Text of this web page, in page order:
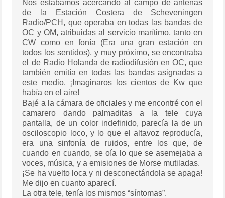
Nos estábamos acercando al campo de antenas
de la Estación Costera de Scheveningen
Radio/PCH, que operaba en todas las bandas de
OC y OM, atribuidas al servicio marítimo, tanto en
CW como en fonía (Era una gran estación en
todos los sentidos), y muy próximo, se encontraba
el de Radio Holanda de radiodifusión en OC, que
también emitía en todas las bandas asignadas a
este medio. ¡Imaginaros los cientos de Kw que
había en el aire!
Bajé a la cámara de oficiales y me encontré con el
camarero dando palmaditas a la tele cuya
pantalla, de un color indefinido, parecía la de un
osciloscopio loco, y lo que el altavoz reproducía,
era una sinfonía de ruidos, entre los que, de
cuando en cuando, se oía lo que se asemejaba a
voces, música, y a emisiones de Morse mutiladas.
¡Se ha vuelto loca y ni desconectándola se apaga!
Me dijo en cuanto aparecí.
La otra tele, tenía los mismos “síntomas”.